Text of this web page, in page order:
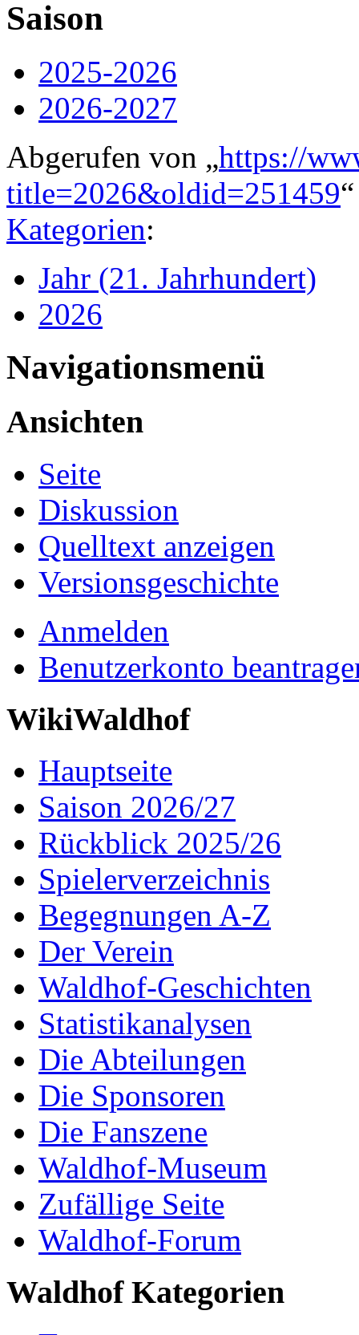
Saison
2025-2026
2026-2027
Abgerufen von „https://
title=2026&oldid=251459“
Kategorien:
Jahr (21. Jahrhundert)
2026
Navigationsmenü
Ansichten
Seite
Diskussion
Quelltext anzeigen
Versionsgeschichte
Anmelden
Benutzerkonto
WikiWaldhof
Hauptseite
Saison 2026/27
Rückblick 2025/26
Spielerverzeichnis
Begegnungen A-Z
Der Verein
Waldhof-Geschichten
Statistikanalysen
Die Abteilungen
Die Sponsoren
Die Fanszene
Waldhof-Museum
Zufällige Seite
Waldhof-Forum
Waldhof Kategorien